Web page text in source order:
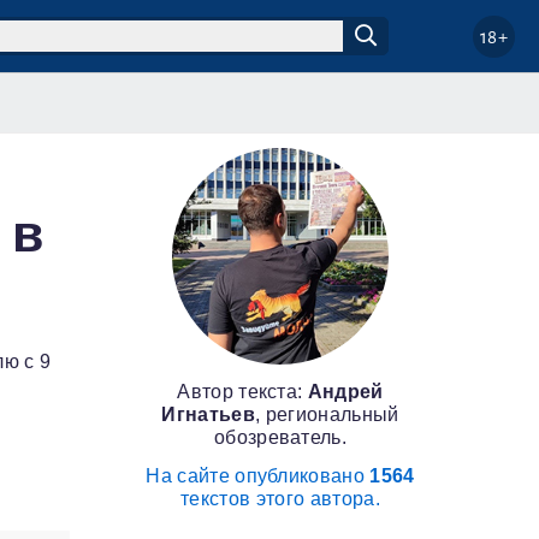
18+
в
с 9
Автор текста: Андрей
Игнатьев, региональный
обозреватель.
На сайте опубликовано 1564
текстов этого автора.